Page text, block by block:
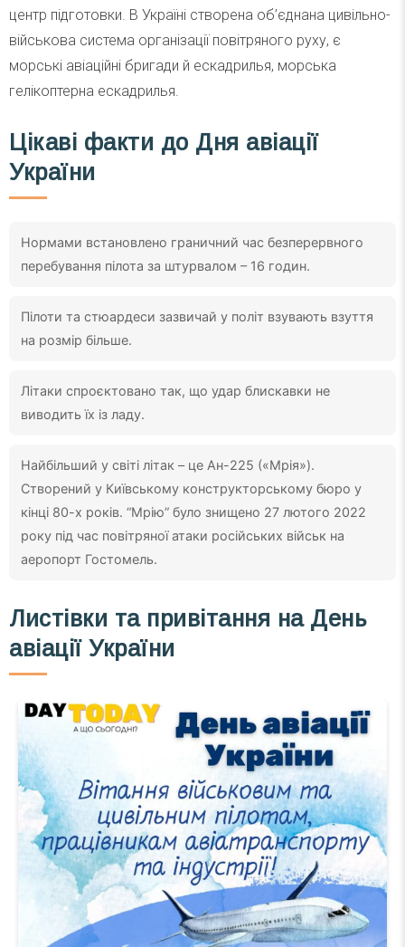
центр підготовки. В Україні створена об’єднана цивільно-
військова система організації повітряного руху, є
морські авіаційні бригади й ескадрилья, морська
гелікоптерна ескадрилья.
Цікаві факти до Дня авіації
України
Нормами встановлено граничний час безперервного
перебування пілота за штурвалом – 16 годин.
Пілоти та стюардеси зазвичай у політ взувають взуття
на розмір більше.
Літаки спроєктовано так, що удар блискавки не
виводить їх із ладу.
Найбільший у світі літак – це Ан-225 («Мрія»).
Створений у Київському конструкторському бюро у
кінці 80-х років. “Мрію” було знищено 27 лютого 2022
року під час повітряної атаки російських військ на
аеропорт Гостомель.
Листівки та привітання на День
авіації України